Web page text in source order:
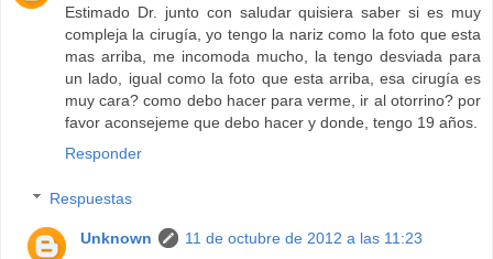
Estimado Dr. junto con saludar quisiera saber si es muy
compleja la cirugía, yo tengo la nariz como la foto que esta
mas arriba, me incomoda mucho, la tengo desviada para
un lado, igual como la foto que esta arriba, esa cirugía es
muy cara? como debo hacer para verme, ir al otorrino? por
favor aconsejeme que debo hacer y donde, tengo 19 años.
Responder
Respuestas
Unknown
11 de octubre de 2012 a las 11:23